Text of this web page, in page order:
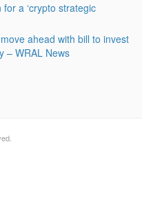
a ‘crypto strategic
ahead with bill to invest
– WRAL News